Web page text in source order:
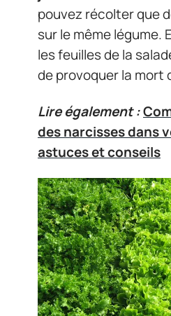
pouvez récolter que
sur le même légume.
les feuilles de la
de provoquer la mort
Lire également :
des narcisses dans
astuces et conseils